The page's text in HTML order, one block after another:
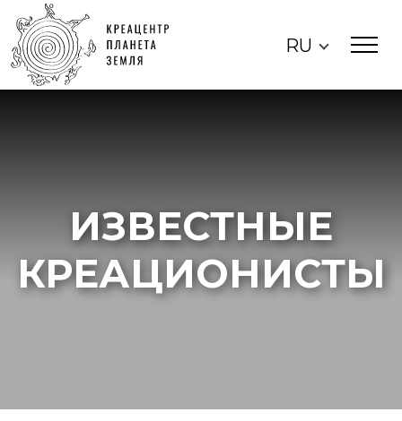
RU
ИЗВЕСТНЫЕ
КРЕАЦИОНИСТЫ